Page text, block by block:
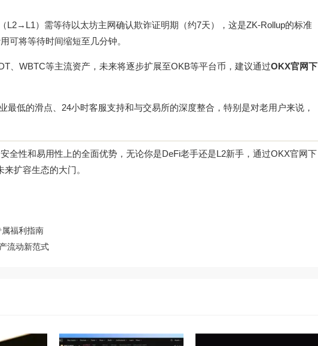
L2→L1）需等待以太坊主网确认欺诈证明期（约7天），这是ZK-Rollup的标准
可将等待时间缩短至几分钟。
、WBTC等主流资产，未来将逐步扩展至OKB等平台币，建议通过OKX官网下
最低的滑点、24小时客服支持和与交易所的深度整合，特别是对老用户来说，
全性和易用性上的全面优势，无论你是DeFi老手还是L2新手，通过OKX官网下
扩容生态的大门。
福利指南
流动新范式